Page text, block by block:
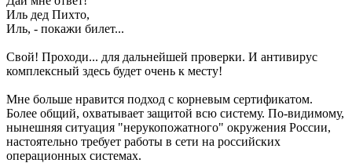
Иль дед Пихто,
Иль, - покажи билет...
Свой! Проходи... для дальнейшей проверки. И антивирус
комплексный здесь будет очень к месту!
Мне больше нравится подход с корневым сертификатом.
Более общий, охватывает защитой всю систему. По-видимому,
нынешняя ситуация "нерукопожатного" окружения России,
настоятельно требует работы в сети на российских
операционных системах.